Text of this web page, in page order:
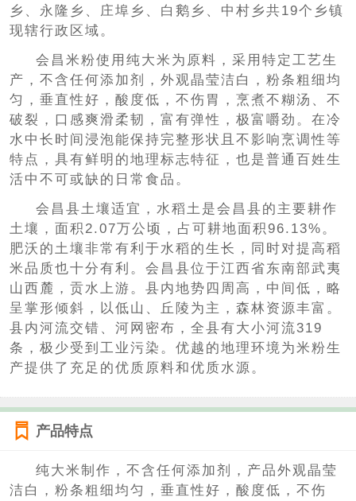
乡、永隆乡、庄埠乡、白鹅乡、中村乡共19个乡镇
现辖行政区域。
会昌米粉使用纯大米为原料，采用特定工艺生
产，不含任何添加剂，外观晶莹洁白，粉条粗细均
匀，垂直性好，酸度低，不伤胃，烹煮不糊汤、不
破裂，口感爽滑柔韧，富有弹性，极富嚼劲。在冷
水中长时间浸泡能保持完整形状且不影响烹调性等
特点，具有鲜明的地理标志特征，也是普通百姓生
活中不可或缺的日常食品。
会昌县土壤适宜，水稻土是会昌县的主要耕作
土壤，面积2.07万公顷，占可耕地面积96.13%。
肥沃的土壤非常有利于水稻的生长，同时对提高稻
米品质也十分有利。会昌县位于江西省东南部武夷
山西麓，贡水上游。县内地势四周高，中间低，略
呈掌形倾斜，以低山、丘陵为主，森林资源丰富。
县内河流交错、河网密布，全县有大小河流319
条，极少受到工业污染。优越的地理环境为米粉生
产提供了充足的优质原料和优质水源。
产品特点
纯大米制作，不含任何添加剂，产品外观晶莹
洁白，粉条粗细均匀，垂直性好，酸度低，不伤